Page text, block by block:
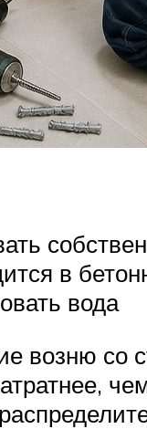
в
вода
возню со